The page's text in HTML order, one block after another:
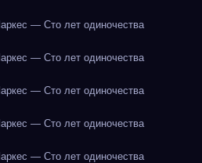
— Сто лет одиночества
— Сто лет одиночества
— Сто лет одиночества
— Сто лет одиночества
— Сто лет одиночества